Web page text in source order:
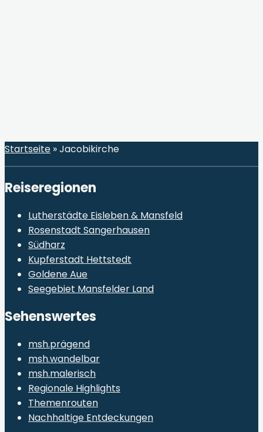
Startseite »Jacobikirche
Reiseregionen
Lutherstädte Eisleben & Mansfeld
Rosenstadt Sangerhausen
Südharz
Kupferstadt Hettstedt
Goldene Aue
Seegebiet Mansfelder Land
Sehenswertes
msh.prägend
msh.wandelbar
msh.malerisch
Regionale Highlights
Themenrouten
Nachhaltige Entdeckungen